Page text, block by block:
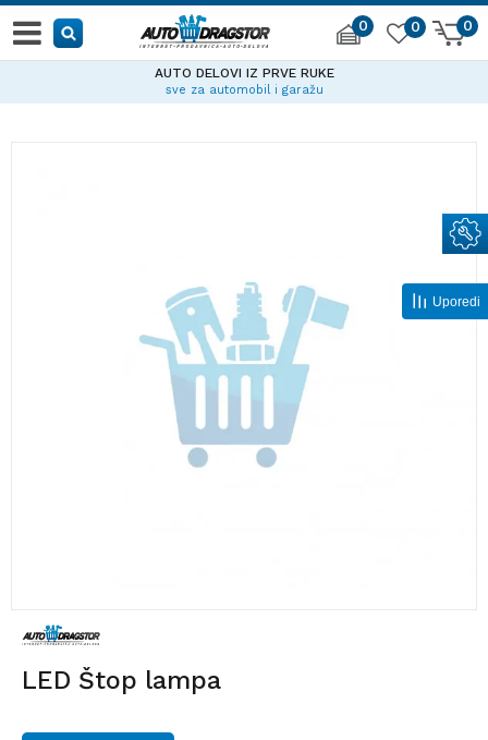
0 0
0
AUTO DELOVI IZ PRVE RUKE
sve za automobil i garažu
LED Štop lampa
Uporedi